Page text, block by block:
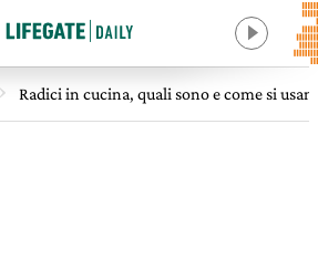
Radici in cucina, quali sono e come si